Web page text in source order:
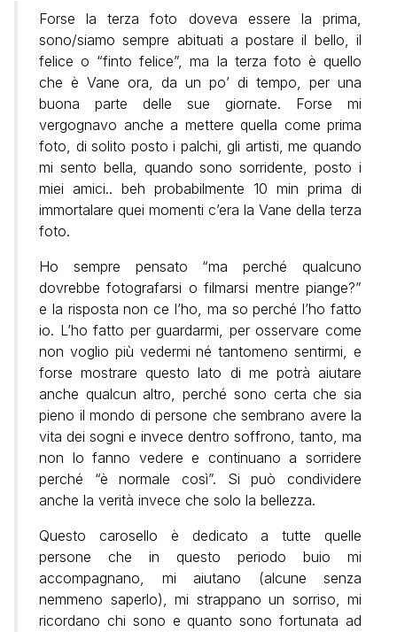
Forse la terza foto doveva essere la prima,
sono/siamo sempre abituati a postare il bello, il
felice o “finto felice”, ma la terza foto è quello
che è Vane ora, da un po’ di tempo, per una
buona parte delle sue giornate. Forse mi
vergognavo anche a mettere quella come prima
foto, di solito posto i palchi, gli artisti, me quando
mi sento bella, quando sono sorridente, posto i
miei amici.. beh probabilmente 10 min prima di
immortalare quei momenti c’era la Vane della terza
foto.
Ho sempre pensato “ma perché qualcuno
dovrebbe fotografarsi o filmarsi mentre piange?”
e la risposta non ce l’ho, ma so perché l’ho fatto
io. L’ho fatto per guardarmi, per osservare come
non voglio più vedermi né tantomeno sentirmi, e
forse mostrare questo lato di me potrà aiutare
anche qualcun altro, perché sono certa che sia
pieno il mondo di persone che sembrano avere la
vita dei sogni e invece dentro soffrono, tanto, ma
non lo fanno vedere e continuano a sorridere
perché “è normale così”. Si può condividere
anche la verità invece che solo la bellezza.
Questo carosello è dedicato a tutte quelle
persone che in questo periodo buio mi
accompagnano, mi aiutano (alcune senza
nemmeno saperlo), mi strappano un sorriso, mi
ricordano chi sono e quanto sono fortunata ad